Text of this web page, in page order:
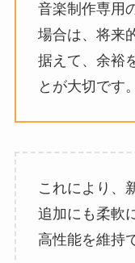
音楽制作専用
場合は、将来
据えて、余裕
とが大切です。
これにより、
追加にも柔軟
高性能を維持